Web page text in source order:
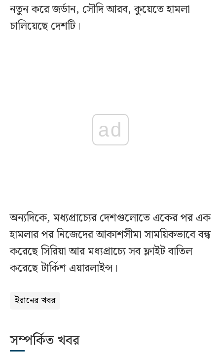
নতুন করে জর্ডান, সৌদি আরব, কুয়েতে হামলা
চালিয়েছে দেশটি।
ad
অন্যদিকে, মধ্যপ্রাচ্যের দেশগুলোতে একের পর এক
হামলার পর নিজেদের আকাশসীমা সাময়িকভাবে বন্ধ
করেছে সিরিয়া আর মধ্যপ্রাচ্যে সব ফ্লাইট বাতিল
করেছে টার্কিশ এয়ারলাইন্স।
ইরানের খবর
সম্পর্কিত খবর